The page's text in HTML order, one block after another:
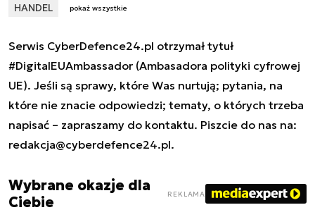
HANDEL
pokaż wszystkie
Serwis CyberDefence24.pl otrzymał tytuł
#DigitalEUAmbassador (Ambasadora polityki cyfrowej
UE). Jeśli są sprawy, które Was nurtują; pytania, na
które nie znacie odpowiedzi; tematy, o których trzeba
napisać – zapraszamy do kontaktu. Piszcie do nas na:
redakcja@cyberdefence24.pl.
Wybrane okazje dla
Ciebie
REKLAMA